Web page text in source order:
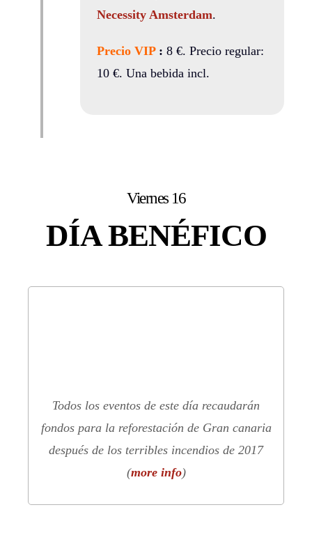
Necessity Amsterdam.
Precio VIP: 8 €. Precio regular:
10 €. Una bebida incl.
Viernes 16
DÍA BENÉFICO
Todos los eventos de este día recaudarán
fondos para la reforestación de Gran canaria
después de los terribles incendios de 2017
(more info)